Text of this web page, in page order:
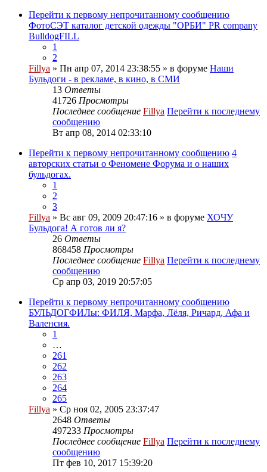
Перейти к первому непрочитанному сообщению
ФотоСЭТ каталог детской одежды "ОРБИ" PR company
BulldogFILL
1
2
Fillya » Пн апр 07, 2014 23:38:55 » в форуме Наши
Бульдоги - в рекламе, в кино, в СМИ
13 Ответы
41726 Просмотры
Последнее сообщение Fillya Перейти к последнему
сообщению
Вт апр 08, 2014 02:33:10
Перейти к первому непрочитанному сообщению 4
авторских статьи о Феномене Форума и о наших
бульдогах.
1
2
3
Fillya » Вс авг 09, 2009 20:47:16 » в форуме ХОЧУ
Бульдога! А готов ли я?
26 Ответы
868458 Просмотры
Последнее сообщение Fillya Перейти к последнему
сообщению
Ср апр 03, 2019 20:57:05
Перейти к первому непрочитанному сообщению
БУЛЬДОГФИЛы: ФИЛЯ, Марфа, Лёля, Ричард, Афа и
Валенсия.
1
…
261
262
263
264
265
Fillya » Ср ноя 02, 2005 23:37:47
2648 Ответы
497233 Просмотры
Последнее сообщение Fillya Перейти к последнему
сообщению
Пт фев 10, 2017 15:39:20